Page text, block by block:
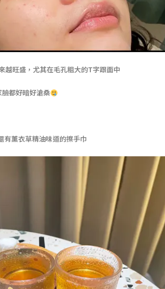
越旺盛， 尤其在毛孔粗大的T字跟面中
都好暗好滄桑
有薰衣草精油味道的擦手巾